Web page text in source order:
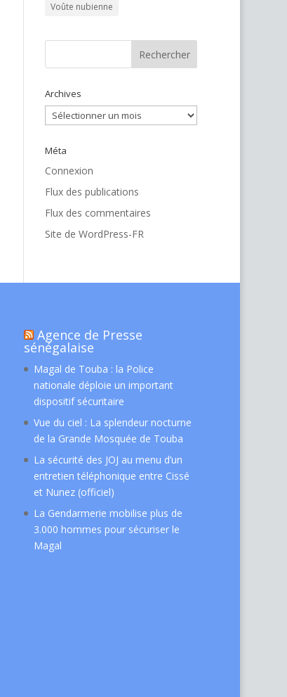
Voûte nubienne
Archives
Archives
Méta
Connexion
Flux des publications
Flux des commentaires
Site de WordPress-FR
Agence de Presse
sénégalaise
Magal de Touba : la Police
nationale déploie un important
dispositif sécuritaire
Vue du ciel : La splendeur nocturne
de la Grande Mosquée de Touba
La sécurité des JOJ au menu d’un
entretien téléphonique entre Cissé
et Nunez (officiel)
La Gendarmerie mobilise plus de
3.000 hommes pour sécuriser le
Magal